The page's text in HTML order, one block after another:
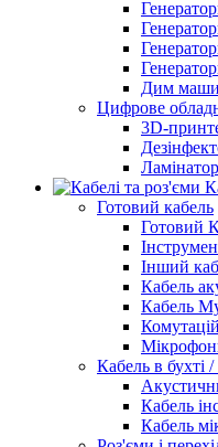
Дим
Цифрове
3D-
Готовий кабель
Готовий
Інший
Кабель
Кабель
Кабель в бухті
Кабель
Кабель